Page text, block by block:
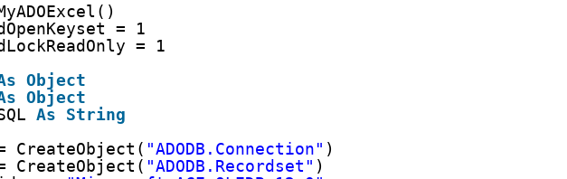
= 1
= 1
Object
Object
As
String
CreateObject( "ADODB.Connection" )
CreateObject( "ADODB.Recordset" )